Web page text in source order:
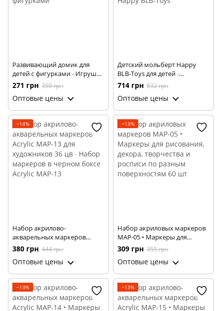
Развивающий домик для
детей с фигурками ∙ Игрушка
развивающая Домик для
детей с фигурками
271 грн 350 грн
Оптовые цены
Детский мольберт Happy
BLB-Toys для детей ∙
Многофункциональный
развивающий мольберт
Happy BLB-Toys
714 грн 832 грн
Оптовые цены
−14%
Набор акрилово-
акварельных маркеров
Acrylic MAP-13 для
художников 36 цв ∙ Набор
маркеров в черном боксе
Acrylic MAP-13
380 грн 444 грн
Оптовые цены
−13%
Набор акриловых маркеров
MAP-05 • Маркеры для
рисования, декора,
творчества и росписи по
разным поверхностям 60 шт
309 грн 355 грн
Оптовые цены
−13% −13%